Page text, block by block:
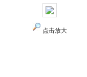
点击放大